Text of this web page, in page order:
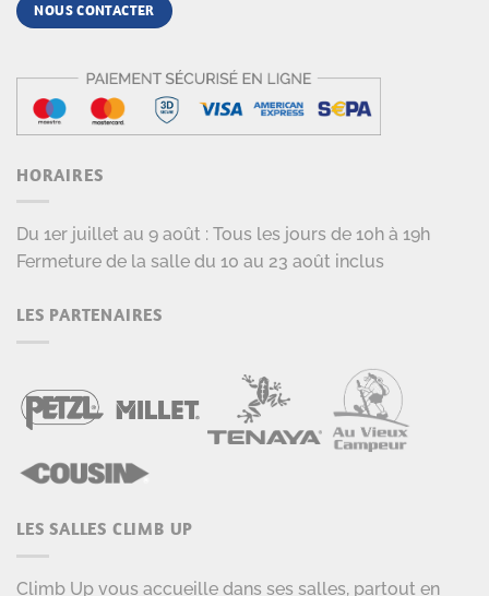
NOUS CONTACTER
HORAIRES
Du 1er juillet au 9 août : Tous les jours de 10h à 19h
Fermeture de la salle du 10 au 23 août inclus
LES PARTENAIRES
LES SALLES CLIMB UP
Climb Up vous accueille dans ses salles, partout en